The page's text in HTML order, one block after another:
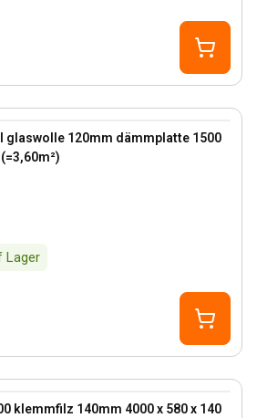
glaswolle 120mm dämmplatte 1500
Lager
klemmfilz 140mm 4000 x 580 x 140